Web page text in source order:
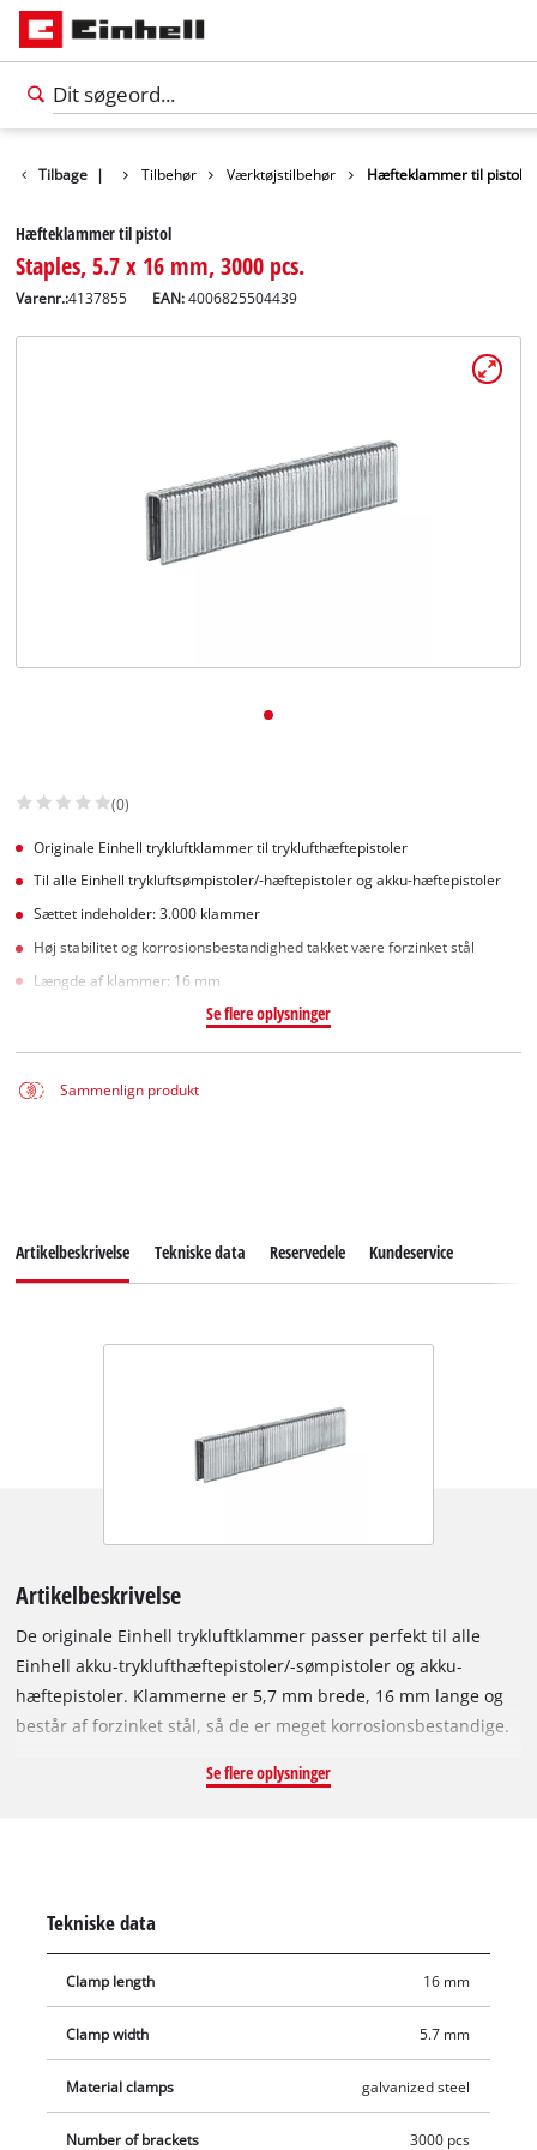
Tilbage | Tilbehør Værktøjstilbehør Hæfteklammer til pistol
Hæfteklammer til pistol
Staples, 5.7 x 16 mm, 3000 pcs.
Varenr.:4137855 EAN:4006825504439
(0)
Originale Einhell trykluftklammer til tryklufthæftepistoler
Til alle Einhell trykluftsømpistoler/-hæftepistoler og akku-hæftepistoler
Sættet indeholder: 3.000 klammer
Høj stabilitet og korrosionsbestandighed takket være forzinket stål
Længde af klammer: 16 mm
Se flere oplysninger
Sammenlign produkt
Artikelbeskrivelse Tekniske data Reservedele Kundeservice
Artikelbeskrivelse
De originale Einhell trykluftklammer passer perfekt til alle
Einhell akku-tryklufthæftepistoler/-sømpistoler og akku-
hæftepistoler. Klammerne er 5,7 mm brede, 16 mm lange og
består af forzinket stål, så de er meget korrosionsbestandige.
hurtigt fra hånden: Eksempelvis kan du lynhurtigt fastgøre
tekstiler. Klammerne egner sig til alle trykluftværktøjer, som
millimeter lange. Der medfølger 3.000 stk.
Se flere oplysninger
Tekniske data
Clamp length 16 mm
Clamp width 5.7 mm
Material clamps galvanized steel
Number of brackets 3000 pcs